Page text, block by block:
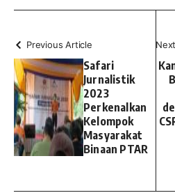
Previous Article
Safari
Jurnalistik
2023
Perkenalkan
Kelompok
Masyarakat
Binaan PTAR